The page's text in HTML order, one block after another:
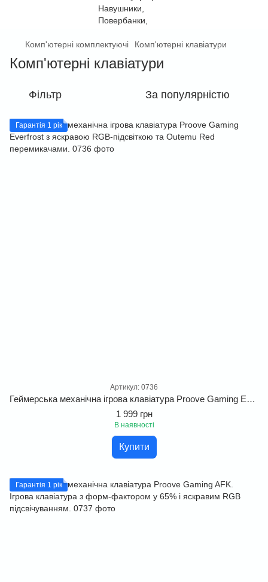
Комп'ютерні комплектуючі Комп'ютерні клавіатури
Комп'ютерні клавіатури
Фільтр За популярністю
Гарантія 1 рік
Артикул: 0736
Геймерська механічна ігрова клавіатура Proove Gaming Everfrost з яскравою RGB-підсвіткою та Outemu Red перемикачами.
1 999 грн
В наявності
Купити
Гарантія 1 рік